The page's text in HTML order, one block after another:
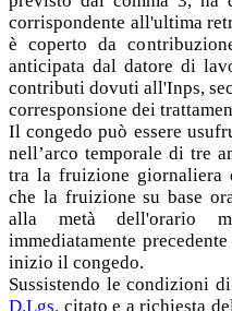
corrispondente all'ultima
è coperto da
anticipata dal datore di
contributi dovuti all'Inps,
corresponsione dei
Il congedo può essere
nell’arco temporale di tre
tra la fruizione giornaliera
che la fruizione su base
alla metà dell'orario
immediatamente
inizio il congedo.
Sussistendo le condizioni
D.Lgs. citato e a richiesta